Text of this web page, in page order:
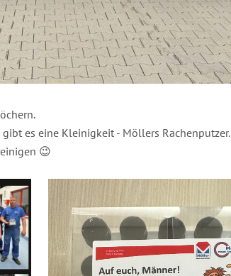
es eine Kleinigkeit - Möllers Rachenputzer.
😉